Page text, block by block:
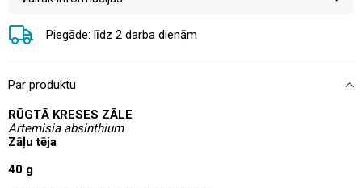
Piegāde: līdz 2 darba dienām
Par produktu
RŪGTĀ KRESES ZĀLE
Artemisia absinthium
Zāļu tēja
40 g